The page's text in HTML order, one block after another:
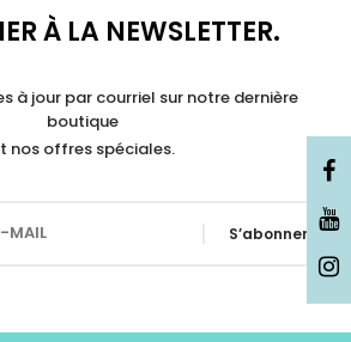
À LA NEWSLETTER.
à jour par courriel sur notre dernière
boutique
nos offres spéciales.
S’abonner